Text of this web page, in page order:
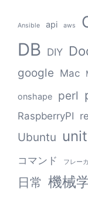
Ansible api aws
DB DIY
google Mac
onshape perl
RaspberryPI
Ubuntu
コマンド フレー
日常 機械